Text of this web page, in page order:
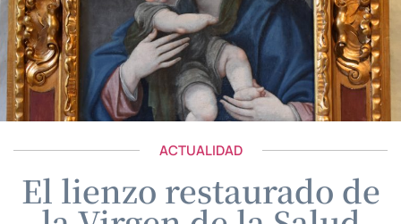
ACTUALIDAD
El lienzo restaurado de